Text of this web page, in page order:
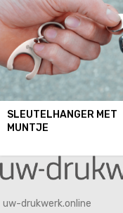
SLEUTELHANGER MET
MUNTJE
uw-drukwerk.online